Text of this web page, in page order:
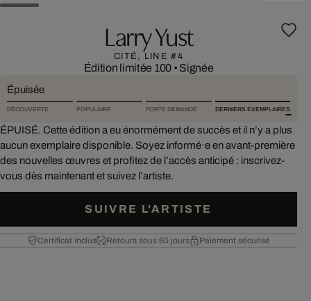
Larry Yust
CITÉ, LINE #4
Édition limitée 100 • Signée
Épuisée
DÉCOUVERTE POPULAIRE FORTE DEMANDE DERNIERS EXEMPLAIRES
ÉPUISÉ. Cette édition a eu énormément de succès et il n’y a plus
aucun exemplaire disponible. Soyez informé·e en avant-première
des nouvelles œuvres et profitez de l’accès anticipé : inscrivez-
vous dès maintenant et suivez l’artiste.
SUIVRE L'ARTISTE
Certificat inclus Retours sous 60 jours Paiement sécurisé